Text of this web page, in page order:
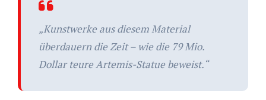
„Kunstwerke aus diesem Material
überdauern dieZeit– wie die 79 Mio.
Dollar teure Artemis-Statue beweist.“